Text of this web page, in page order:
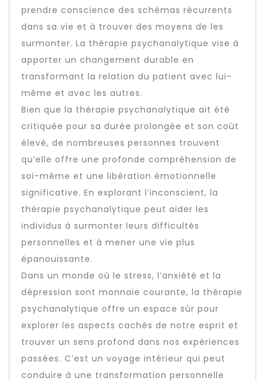
prendre conscience des schémas récurrents
dans sa vie et à trouver des moyens de les
surmonter. La thérapie psychanalytique vise à
apporter un changement durable en
transformant la relation du patient avec lui-
même et avec les autres.
Bien que la thérapie psychanalytique ait été
critiquée pour sa durée prolongée et son coût
élevé, de nombreuses personnes trouvent
qu’elle offre une profonde compréhension de
soi-même et une libération émotionnelle
significative. En explorant l’inconscient, la
thérapie psychanalytique peut aider les
individus à surmonter leurs difficultés
personnelles et à mener une vie plus
épanouissante.
Dans un monde où le stress, l’anxiété et la
dépression sont monnaie courante, la thérapie
psychanalytique offre un espace sûr pour
explorer les aspects cachés de notre esprit et
trouver un sens profond dans nos expériences
passées. C’est un voyage intérieur qui peut
conduire à une transformation personnelle